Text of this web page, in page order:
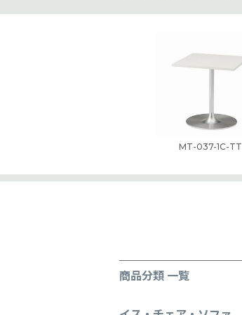
MT-037-1C-TT
商品分類 一覧